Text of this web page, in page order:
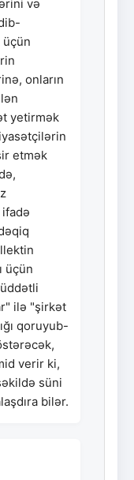
və
onların
yetirmək
etmək
üçün
ilə "şirkət
qoruyub-
verir ki,
süni
bilər.